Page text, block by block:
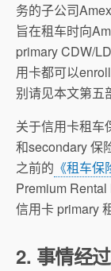
务的子公司
旨在租车时向
primary CDW/
用卡都可以
别请见本文第五
关于信用卡租车
和secondary 保
之前的 《租车保
Premium
信用卡 primary
2. 事情经过